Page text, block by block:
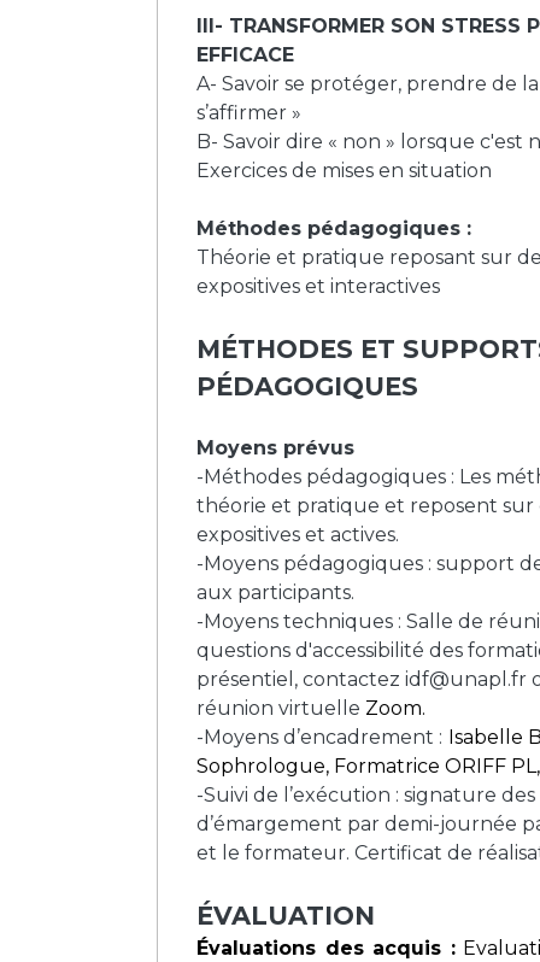
III- TRANSFORMER SON STRESS
EFFICACE
A- Savoir se protéger, prendre de
s’affirmer »
B- Savoir dire « non » lorsque c'est
Exercices de mises en situation
Méthodes pédagogiques :
Théorie et pratique reposant sur
expositives et interactives
MÉTHODES ET
PÉDAGOGIQUES
Moyens prévus
-Méthodes pédagogiques : Les
théorie et pratique et reposent sur
expositives et actives.
-Moyens pédagogiques : support
aux participants.
-Moyens techniques : Salle de
questions d'accessibilité des
présentiel, contactez idf@unapl.fr
réunion virtuelle Zoom.
-Moyens d’encadrement : Isabelle
Sophrologue, Formatrice ORIFF
-Suivi de l’exécution : signature
d’émargement par demi-journée
et le formateur. Certificat de
ÉVALUATION
Évaluations des acquis :